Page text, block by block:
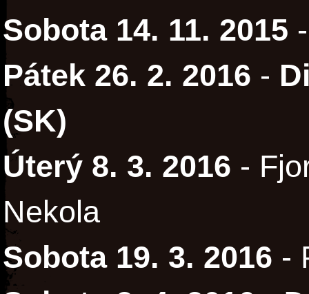
Sobota 14. 11. 2015
Pátek 26. 2. 2016 -
(SK)
Úterý 8. 3. 2016 -
Nekola
Sobota 19. 3. 2016 -